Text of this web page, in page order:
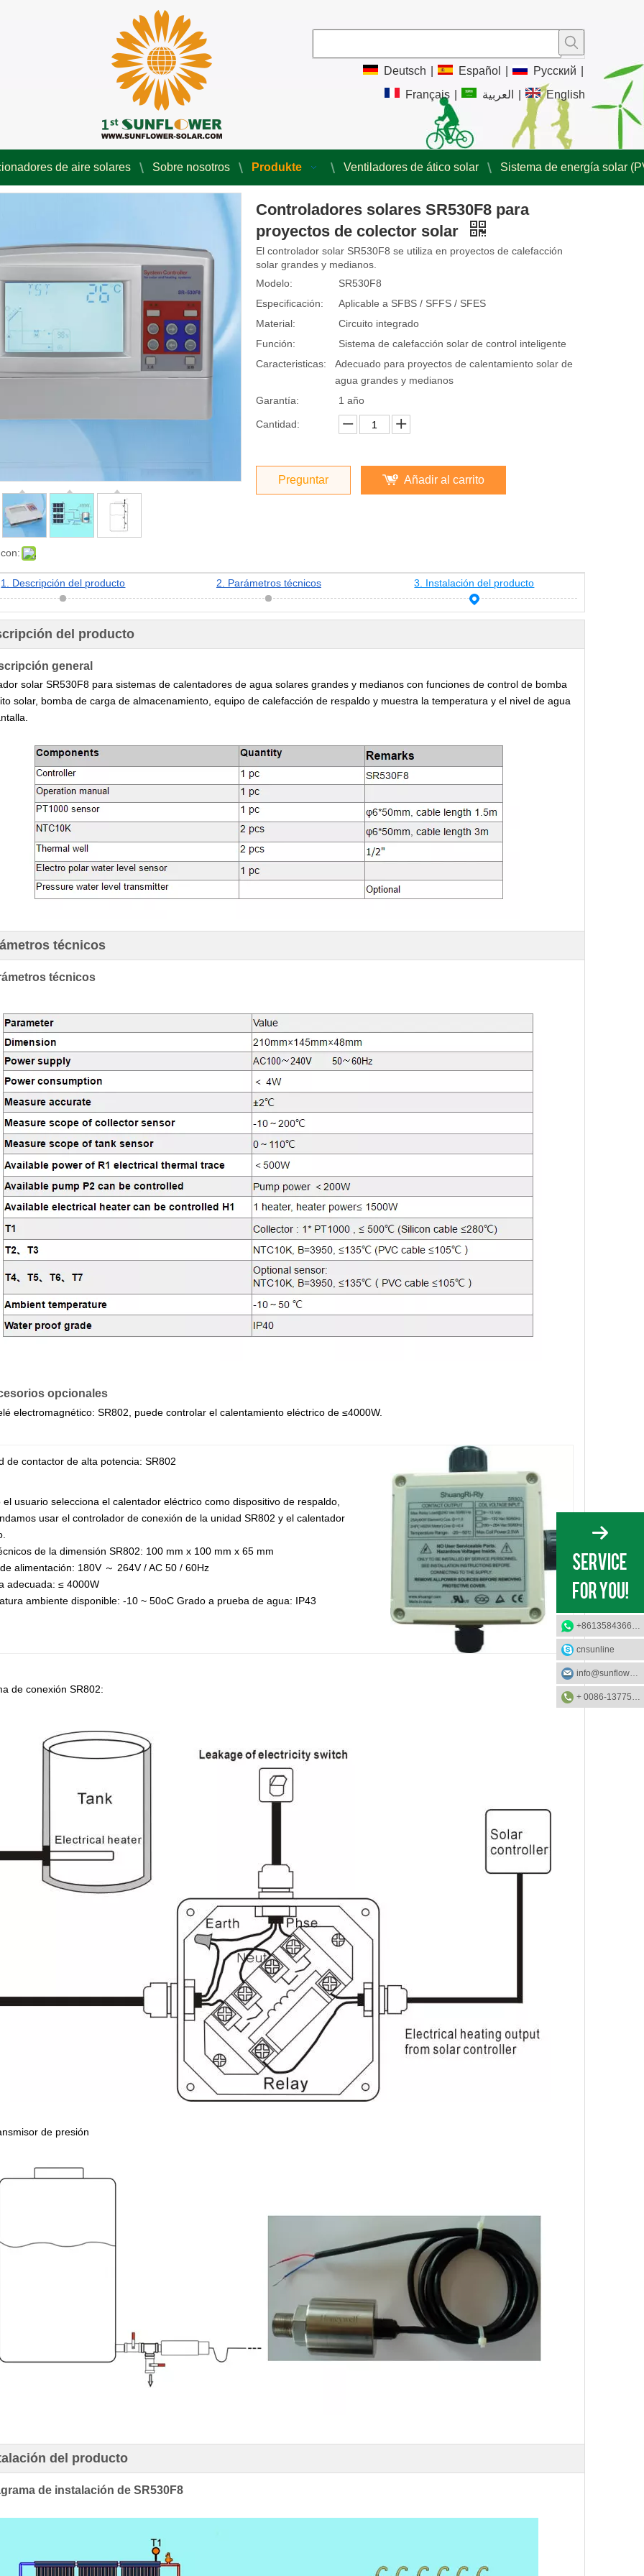
Deutsch Español Pусский
Français
العربية English
de aire solares Sobre nosotros Produkte Ventiladores de ático solar Sistema de energía solar
Controladores solares SR530F8 para
proyectos de colector solar
El controlador solar SR530F8 se utiliza en proyectos de calefacción
solar grandes y medianos.
Modelo:
SR530F8
Especificación:
Aplicable a SFBS / SFFS / SFES
Material:
Circuito integrado
Función:
Sistema de calefacción solar de control inteligente
Caracteristicas:
Adecuado para proyectos de calentamiento solar de
agua grandes y medianos
Garantía:
1 año
Cantidad:
Preguntar Añadir al carrito
1. Descripción del producto 2. Parámetros técnicos 3. Instalación del producto
del producto
general
solar SR530F8 para sistemas de calentadores de agua solares grandes y medianos con funciones de control de bomba
solar, bomba de carga de almacenamiento, equipo de calefacción de respaldo y muestra la temperatura y el nivel de agua
técnicos
técnicos
opcionales
electromagnético: SR802, puede controlar el calentamiento eléctrico de ≤4000W.
de contactor de alta potencia: SR802
el usuario selecciona el calentador eléctrico como dispositivo de respaldo,
usar el controlador de conexión de la unidad SR802 y el calentador
de la dimensión SR802: 100 mm x 100 mm x 65 mm
alimentación: 180V ～ 264V / AC 50 / 60Hz
adecuada: ≤ 4000W
ambiente disponible: -10 ~ 50oC Grado a prueba de agua: IP43
de conexión SR802:
de presión
del producto
de instalación de SR530F8
+8613584366733
cnsunline
info@sunflower-solar.com
+ 0086-13775232023